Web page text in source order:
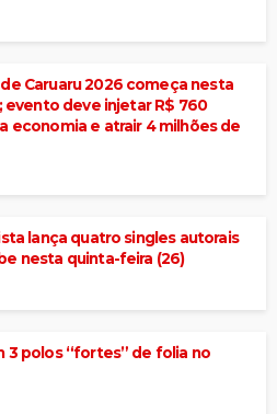
Caruaru 2026 começa nesta
evento deve injetar R$ 760
economia e atrair 4 milhões de
lança quatro singles autorais
nesta quinta-feira (26)
3 polos “fortes” de folia no